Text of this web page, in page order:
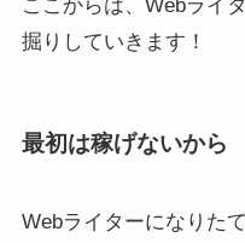
ここからは、Webライ
掘りしていきます！
最初は稼げないから
Webライターになりた